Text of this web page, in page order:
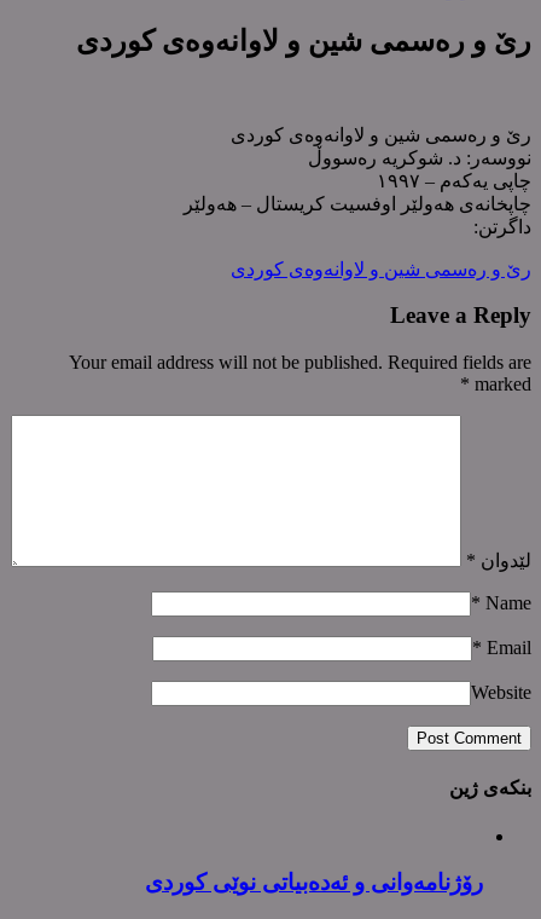
رێ و رەسمی شین و لاوانەوەی کوردی
رێ و رەسمی شین و لاوانەوەی کوردی
نووسەر: د. شوکریە رەسووڵ
چاپی یەکەم – ١٩٩٧
چاپخانەی هەولێر اوفسیت کریستال – هەولێر
داگرتن:
رێ و رەسمی شین و لاوانەوەی کوردی
Leave a Reply
Your email address will not be published. Required fields are
marked
*
لێدوان *
Name
*
Email
*
Website
بنکەی ژین
رۆژنامەوانی و ئەدەبیاتی نوێی کوردی